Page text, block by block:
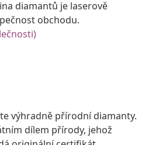
diamantů je laserově
obchodu.
výhradně přírodní diamanty.
dílem přírody, jehož